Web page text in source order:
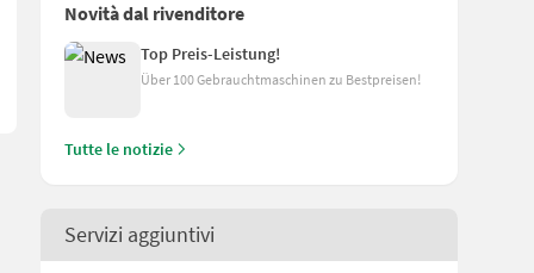
Novità dal rivenditore
Top Preis-Leistung!
Über 100 Gebrauchtmaschinen zu Bestpreisen!
Tutte le notizie
Servizi aggiuntivi